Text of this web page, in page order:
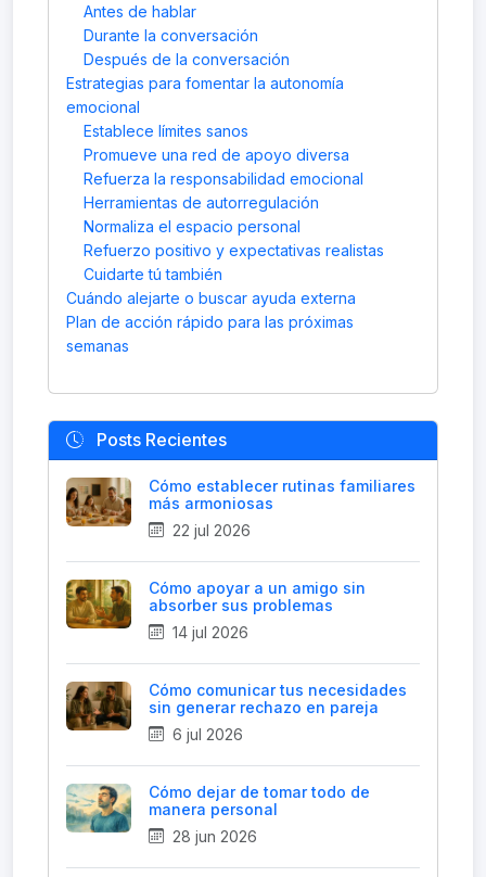
Antes de hablar
Durante la conversación
Después de la conversación
Estrategias para fomentar la autonomía
emocional
Establece límites sanos
Promueve una red de apoyo diversa
Refuerza la responsabilidad emocional
Herramientas de autorregulación
Normaliza el espacio personal
Refuerzo positivo y expectativas realistas
Cuidarte tú también
Cuándo alejarte o buscar ayuda externa
Plan de acción rápido para las próximas
semanas
Posts Recientes
Cómo establecer rutinas familiares
más armoniosas
22 jul 2026
Cómo apoyar a un amigo sin
absorber sus problemas
14 jul 2026
Cómo comunicar tus necesidades
sin generar rechazo en pareja
6 jul 2026
Cómo dejar de tomar todo de
manera personal
28 jun 2026